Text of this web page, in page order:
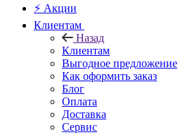
⚡ Акции
Клиентам
Назад
Клиентам
Выгодное предложение
Как оформить заказ
Блог
Оплата
Доставка
Сервис